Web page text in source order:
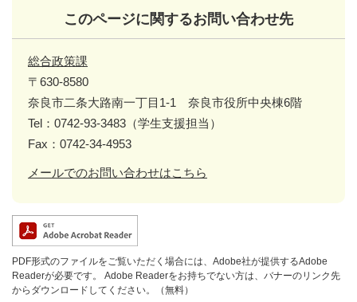
このページに関するお問い合わせ先
総合政策課
〒630-8580
奈良市二条大路南一丁目1-1 奈良市役所中央棟6階
Tel：0742-93-3483（学生支援担当）
Fax：0742-34-4953
メールでのお問い合わせはこちら
PDF形式のファイルをご覧いただく場合には、Adobe社が提供するAdobe
Readerが必要です。
Adobe Readerをお持ちでない方は、バナーのリンク先
からダウンロードしてください。（無料）